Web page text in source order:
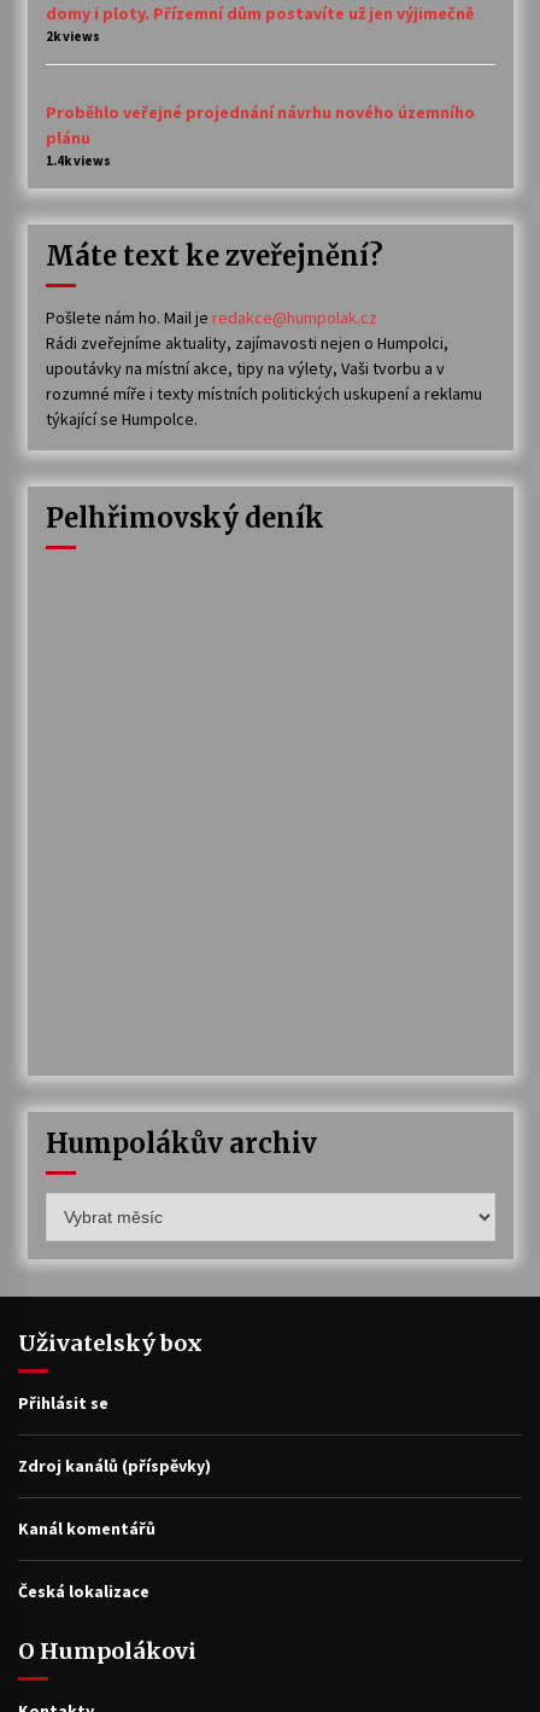
domy i ploty. Přízemní dům postavíte už jen výjimečně
2k views
Proběhlo veřejné projednání návrhu nového územního
plánu
1.4k views
Máte text ke zveřejnění?
Pošlete nám ho. Mail je redakce@humpolak.cz
Rádi zveřejníme aktuality, zajímavosti nejen o Humpolci,
upoutávky na místní akce, tipy na výlety, Vaši tvorbu a v
rozumné míře i texty místních politických uskupení a reklamu
týkající se Humpolce.
Pelhřimovský deník
Humpolákův archiv
archiv
Uživatelský box
Přihlásit se
Zdroj kanálů (příspěvky)
Kanál komentářů
Česká lokalizace
O Humpolákovi